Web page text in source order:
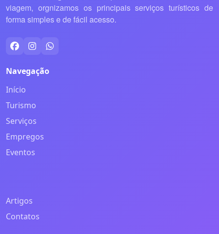
viagem, orgnizamos os principais serviços turísticos de
forma simples e de fácil acesso.
Navegação
Início
Turismo
Serviços
Empregos
Eventos
Artigos
Contatos